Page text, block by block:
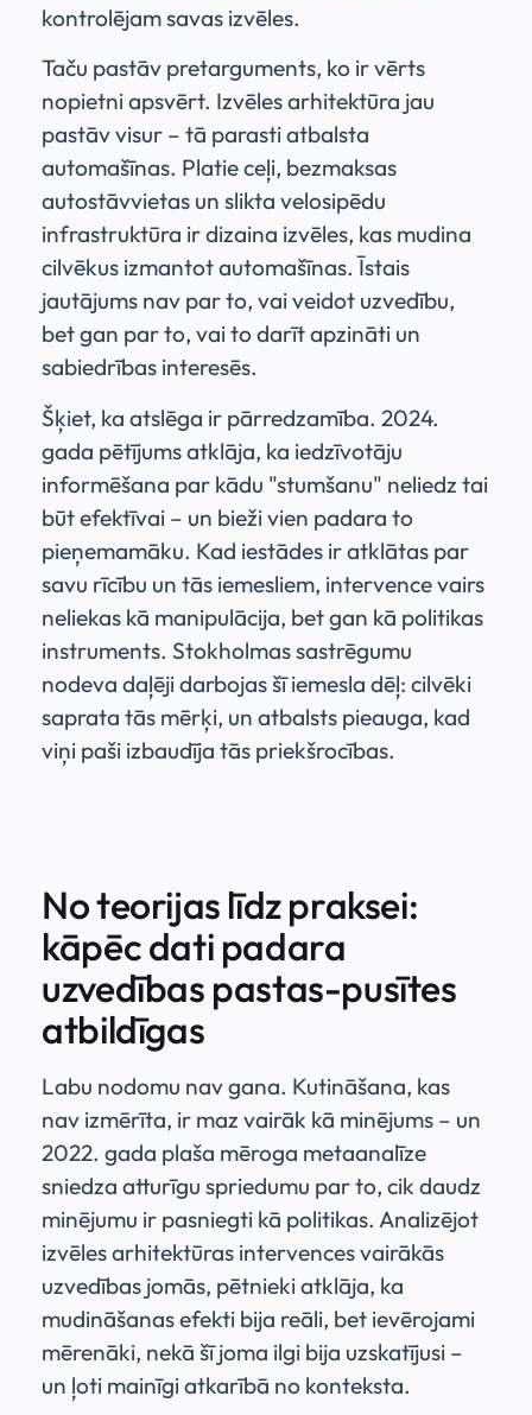
kontrolējam savas izvēles.
Taču pastāv pretarguments, ko ir vērts
nopietni apsvērt. Izvēles arhitektūra jau
pastāv visur – tā parasti atbalsta
automašīnas. Platie ceļi, bezmaksas
autostāvvietas un slikta velosipēdu
infrastruktūra ir dizaina izvēles, kas mudina
cilvēkus izmantot automašīnas. Īstais
jautājums nav par to, vai veidot uzvedību,
bet gan par to, vai to darīt apzināti un
sabiedrības interesēs.
Šķiet, ka atslēga ir pārredzamība. 2024.
gada pētījums atklāja, ka iedzīvotāju
informēšana par kādu "stumšanu" neliedz tai
būt efektīvai – un bieži vien padara to
pieņemamāku. Kad iestādes ir atklātas par
savu rīcību un tās iemesliem, intervence vairs
neliekas kā manipulācija, bet gan kā politikas
instruments. Stokholmas sastrēgumu
nodeva daļēji darbojas šī iemesla dēļ: cilvēki
saprata tās mērķi, un atbalsts pieauga, kad
viņi paši izbaudīja tās priekšrocības.
No teorijas līdz praksei:
kāpēc dati padara
uzvedības pastas-pusītes
atbildīgas
Labu nodomu nav gana. Kutināšana, kas
nav izmērīta, ir maz vairāk kā minējums – un
2022. gada plaša mēroga metaanalīze
sniedza atturīgu spriedumu par to, cik daudz
minējumu ir pasniegti kā politikas. Analizējot
izvēles arhitektūras intervences vairākās
uzvedības jomās, pētnieki atklāja, ka
mudināšanas efekti bija reāli, bet ievērojami
mērenāki, nekā šī joma ilgi bija uzskatījusi –
un ļoti mainīgi atkarībā no konteksta.